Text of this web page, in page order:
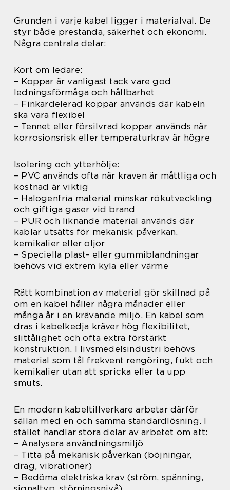
Grunden i varje kabel ligger i materialval. De
styr både prestanda, säkerhet och ekonomi.
Några centrala delar:
Kort om ledare:
– Koppar är vanligast tack vare god
ledningsförmåga och hållbarhet
– Finkardelerad koppar används där kabeln
ska vara flexibel
– Tennet eller försilvrad koppar används när
korrosionsrisk eller temperaturkrav är högre
Isolering och ytterhölje:
– PVC används ofta när kraven är måttliga och
kostnad är viktig
– Halogenfria material minskar rökutveckling
och giftiga gaser vid brand
– PUR och liknande material används där
kablar utsätts för mekanisk påverkan,
kemikalier eller oljor
– Speciella plast- eller gummiblandningar
behövs vid extrem kyla eller värme
Rätt kombination av material gör skillnad på
om en kabel håller några månader eller
många år i en krävande miljö. En kabel som
dras i kabelkedja kräver hög flexibilitet,
slittålighet och ofta extra förstärkt
konstruktion. I livsmedelsindustri behövs
material som tål frekvent rengöring, fukt och
kemikalier utan att spricka eller ta upp
smuts.
En modern kabeltillverkare arbetar därför
sällan med en och samma standardlösning. I
stället handlar stora delar av arbetet om att:
– Analysera användningsmiljö
– Titta på mekanisk påverkan (böjningar,
drag, vibrationer)
– Bedöma elektriska krav (ström, spänning,